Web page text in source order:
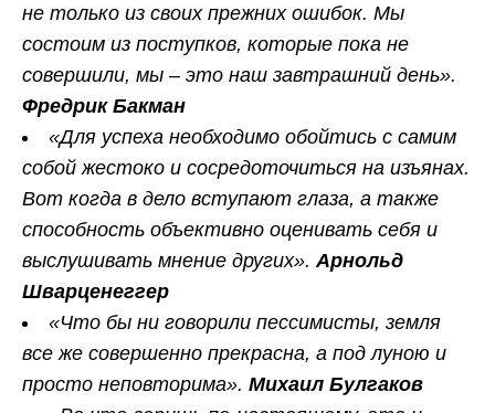
не только из своих прежних ошибок. Мы
состоим из поступков, которые пока не
совершили, мы – это наш завтрашний день».
Фредрик Бакман
«Для успеха необходимо обойтись с самим
собой жестоко и сосредоточиться на изъянах.
Вот когда в дело вступают глаза, а также
способность объективно оценивать себя и
выслушивать мнение других». Арнольд
Шварценеггер
«Что бы ни говорили пессимисты, земля
все же совершенно прекрасна, а под луною и
просто неповторима». Михаил Булгаков